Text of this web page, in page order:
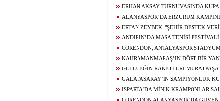
ERHAN AKSAY TURNUVASINDA
ALANYASPOR’DA ERZURUM
ERTAN ZEYBEK: "ŞEHİR DESTEK
ESKİ GÜNLERE DÖNERİZ"
ANDIRIN’DA MASA TENİSİ FESTİVALİ
CORENDON, ANTALYASPOR
SPONSORLUĞUNUN SONA ERDİĞİNİ
KAHRAMANMARAŞ’IN DÖRT BİR
DONATILDI: 31 YENİ HALI SAHA
GELECEĞİN RAKETLERİ
GALATASARAY’IN ŞAMPİYONLUK
TARAFTARLARLA BULUŞTU
ISPARTA’DA MİNİK KRAMPONLAR
CORENDON ALANYASPOR’DA